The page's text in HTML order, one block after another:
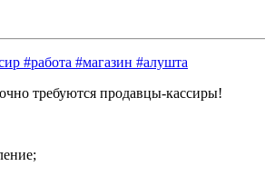
#работа #магазин #алушта
требуются продавцы-кассиры!